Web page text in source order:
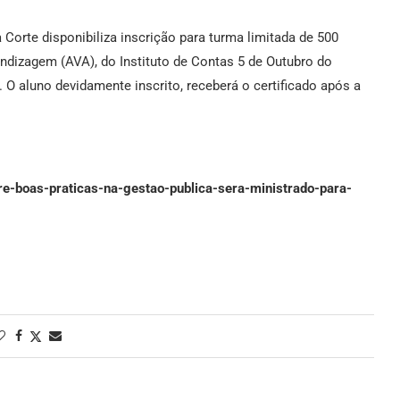
disponibiliza inscrição para turma limitada de 500
(AVA), do Instituto de Contas 5 de Outubro do
aluno devidamente inscrito, receberá o certificado após a
boas-praticas-na-gestao-publica-sera-ministrado-para-